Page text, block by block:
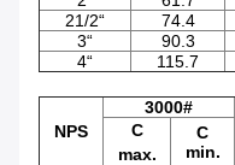
21/2“
74.4
3“
90.3
4“
115.7
NPS
3000#
C
max.
C
min.